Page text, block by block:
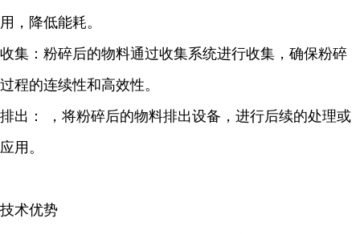
用，降低能耗。
收集：粉碎后的物料通过收集系统进行收集，确保粉碎
过程的连续性和高效性。
排出： ，将粉碎后的物料排出设备，进行后续的处理或
应用。
技术优势